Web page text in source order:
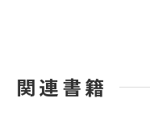
関連書籍